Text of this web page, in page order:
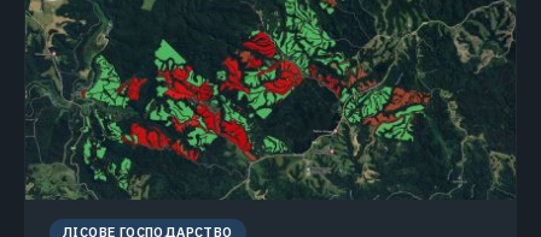
ЛІСОВЕ ГОСПОДАРСТВО